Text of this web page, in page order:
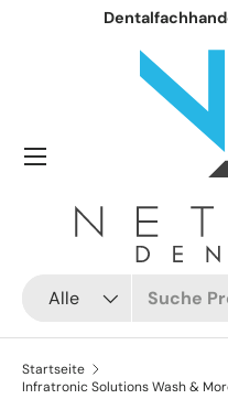
Alle
Startseite
Infratronic Solutions Wash &